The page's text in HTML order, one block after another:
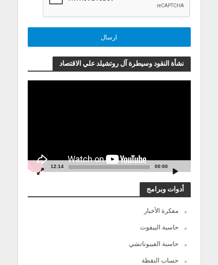
نشأة النقود وسيطرة آل روتشيلد علي الاقتصاد
00:00
12:14
أدوات وبرامج
مفكرة الأخبار
حاسبة البيفوت
حاسبة الفيبوناتشي
حساب النقطة